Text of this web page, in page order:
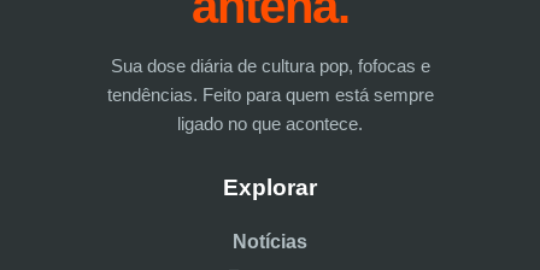
Sua dose diária de cultura pop, fofocas e
tendências. Feito para quem está sempre
ligado no que acontece.
Explorar
Notícias